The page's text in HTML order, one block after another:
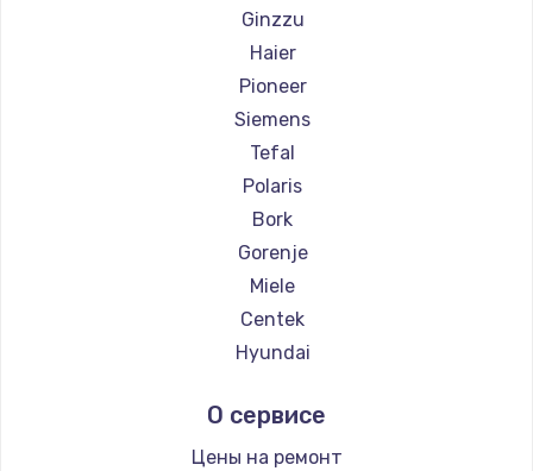
Ginzzu
Haier
Pioneer
Siemens
Tefal
Polaris
Bork
Gorenje
Miele
Centek
Hyundai
DELTA
Silter
О сервисе
Цены на ремонт